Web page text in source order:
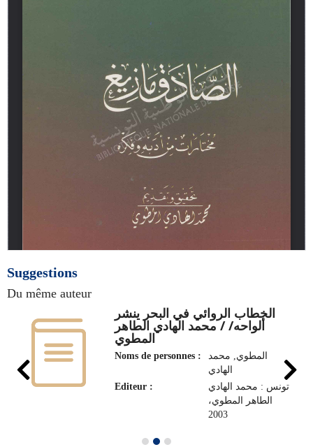
Suggestions
Du même auteur
الخطاب الروائي في البحر ينشر
ألواحه/ / محمد الهادي الطاهر
المطوي
Noms de personnes :
المطوي, محمد
الهادي
Editeur :
تونس : محمد الهادي
الطاهر المطوي،
2003